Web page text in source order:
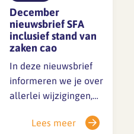
December
nieuwsbrief SFA
inclusief stand van
zaken cao
In deze nieuwsbrief
informeren we je over
allerlei wijzigingen,
per 1 januari 2024
Lees meer